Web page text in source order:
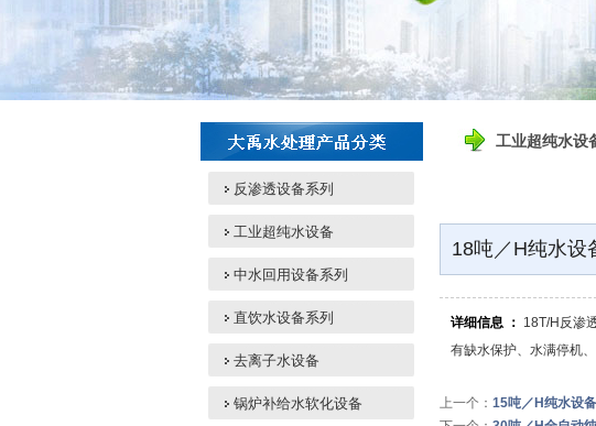
反渗透设备系列
工业超纯水设备
中水回用设备系列
直饮水设备系列
去离子水设备
锅炉补给水软化设备
工业超纯水设
18吨／H纯水设
详细信息 ： 18T/H反渗
有缺水保护、水满停机
上一个： 15吨／H纯水设备